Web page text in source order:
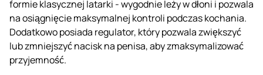
formie klasycznej latarki - wygodnie leży w dłoni i pozwala
na osiągnięcie maksymalnej kontroli podczas kochania.
Dodatkowo posiada regulator, który pozwala zwiększyć
lub zmniejszyć nacisk na penisa, aby zmaksymalizować
przyjemność.